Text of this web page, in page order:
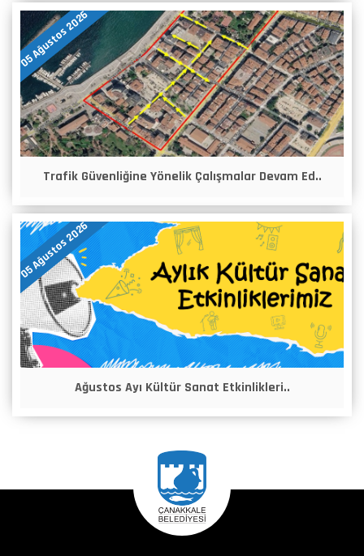
05 Ağustos 2026
Trafik Güvenliğine Yönelik Çalışmalar Devam Ed..
05 Ağustos 2026
Ağustos Ayı Kültür Sanat Etkinlikleri..